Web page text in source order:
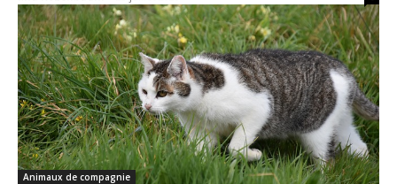
Animaux de compagnie